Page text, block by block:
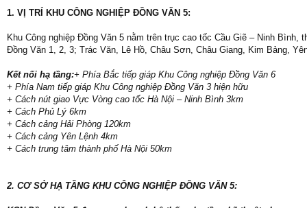
1. VỊ TRÍ KHU CÔNG NGHIỆP ĐỒNG VĂN 5:
Khu Công nghiệp Đồng Văn 5 nằm trên trục cao tốc Cầu Giẽ – Ninh
Đồng Văn 1, 2, 3; Trác Văn, Lê Hồ, Châu Sơn, Châu Giang, Kim Bảng,
Kết nối hạ tầng:+ Phía Bắc tiếp giáp Khu Công nghiệp Đồng Văn 6
+ Phía Nam tiếp giáp Khu Công nghiệp Đồng Văn 3 hiện hữu
+ Cách nút giao Vực Vòng cao tốc Hà Nội – Ninh Bình 3km
+ Cách Phủ Lý 6km
+ Cách cảng Hải Phòng 120km
+ Cách cảng Yên Lệnh 4km
+ Cách trung tâm thành phố Hà Nội 50km
2. CƠ SỞ HẠ TẦNG KHU CÔNG NGHIỆP ĐỒNG VĂN 5: